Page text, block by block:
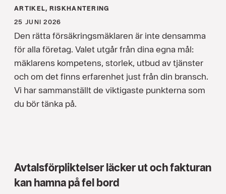
ARTIKEL, RISKHANTERING
25 JUNI 2026
Den rätta försäkringsmäklaren är inte densamma
för alla företag. Valet utgår från dina egna mål:
mäklarens kompetens, storlek, utbud av tjänster
och om det finns erfarenhet just från din bransch.
Vi har sammanställt de viktigaste punkterna som
du bör tänka på.
Avtalsförpliktelser läcker ut och fakturan
kan hamna på fel bord